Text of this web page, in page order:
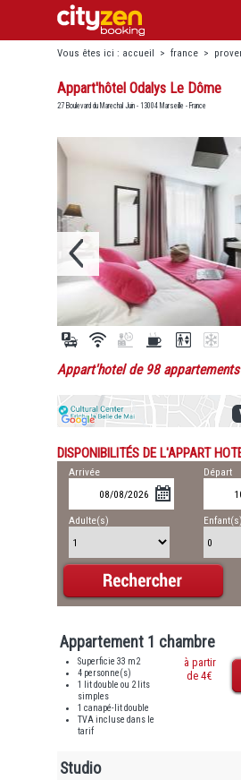
Vous êtes ici : accueil > france >
> marseille > appart'hôtel odalys le
Appart'hôtel Odalys Le Dôme
27 Boulevard du Marechal Juin - 13004 Marseille - France
Appart'hotel de 98 appartements
DISPONIBILITÉS DE L'APPART
Arrivée Départ
Adulte(s) Enfant(s)
Appartement 1 chambre
Superficie 33 m2
4 personne(s)
1 lit double ou 2 lits
simples
1 canapé-lit double
TVA incluse dans le
tarif
à partir
de 4€
Studio